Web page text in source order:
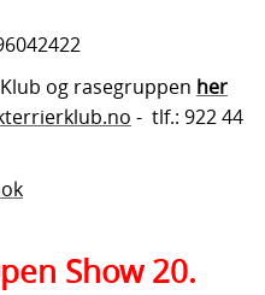
og rasegruppen her
- tlf.: 922 44
Show 20.